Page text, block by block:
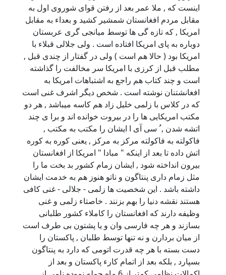
اینست که , ملا عمر بعد از رفتن قوای شوروی اول به
مقابل مردم افغانستان شمشیر کشید و بعداء به مقابل
امریکا , که تازه گی ها توسط میانجی گری عربستان
دوباره به پای امریکا افتاده است . ولی جلالی قبلاء با
امریکا بود ( حالا هم است ) ولی در گفتار از چندی قبل ,
مطلب قبل از کرزی با امریکا سر مخالفت را گذاشته
است و چند کتاب هم راجع به اشتباهات امریکا به
افغانشتنان نوشته است . شخص دیگر اشرف غنی است
که در کلاس با زلمی خلیل زاد هم کاسه میباشد , هر دو
مکتب امریکایی ها را در بیروت خوانده اند و برا ی چند
اتشه شدن , ُ سی آی ا ایشان را مکتب به مکتب ,
فاکولته به فاکولته مرکز به مرکز , یعنی کوره به کوره
اتش داده تا بعد از اینکه " مبادا " امریکا از افغانستان
بیرون انداخته شود , ایشان زمام کشور بد بخت ما را
مثل زمام داری پنتاگون و ناتو هنوز هم به خدمت ایشان
داشته باشد . این شخصیت ها زلمی - جلالی - غنی کافی
هستند نقشه دنیا را بهم بزنند . خاصتاء زلمی و غنی
وظیفه دارند که افغانستان را کاملاء کشور طلبانی
بسازند و هر چه فارسی وان و یا پشتون بی طرف است
از میان بردارن و نه تنها توسط طلبان , پاکستان را
دست بسته با هر چه قدرت اتومی که دارد به پنتاگون
بسپارد , بلکه بعد از اتمام کارء پاکستان و بعد از